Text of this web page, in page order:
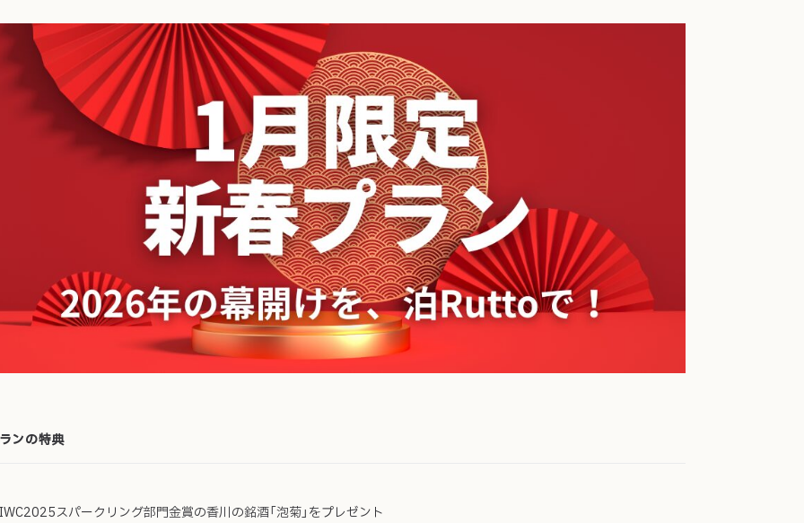
ンの特典
スパークリング部門金賞の香川の銘酒「泡菊」をプレゼント